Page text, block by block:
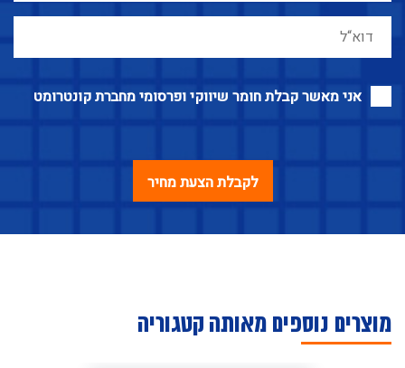
אני מאשר קבלת חומר שיווקי ופרסומי מחברת קונטרומט
מוצרים נוספים מאותה קטגוריה